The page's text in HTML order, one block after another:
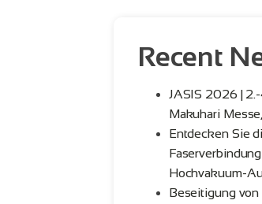
Recent
JASIS 2026 |
Makuhari
Entdecken Sie
Hochvakuum-
Beseitigung